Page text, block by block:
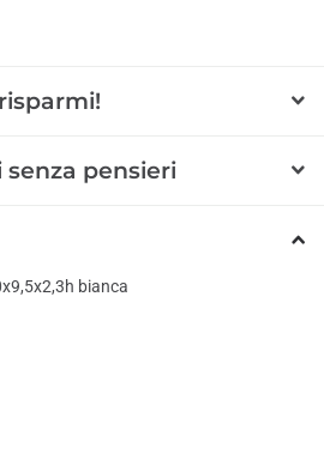
senza pensieri
bianca